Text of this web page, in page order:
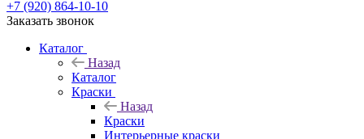
+7 (920) 864-10-10
Заказать звонок
Каталог
Назад
Каталог
Краски
Назад
Краски
Интерьерные краски